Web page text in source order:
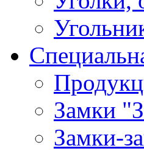
Замки
Замки-